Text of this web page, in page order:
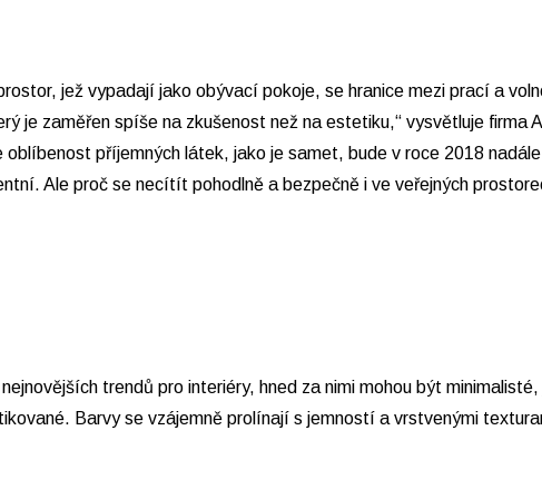
jež vypadají jako obývací pokoje, se hranice mezi prací a
je zaměřen spíše na zkušenost než na estetiku,“ vysvětluje firma
příjemných látek, jako je samet, bude v roce 2018
Ale proč se necítít pohodlně a bezpečně i ve veřejných
trendů pro interiéry, hned za nimi mohou být
Barvy se vzájemně prolínají s jemností a vrstvenými